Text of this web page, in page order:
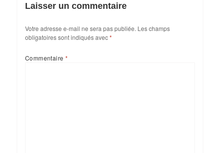
Laisser un commentaire
Votre adresse e-mail ne sera pas publiée. Les champs
obligatoires sont indiqués avec*
Commentaire*